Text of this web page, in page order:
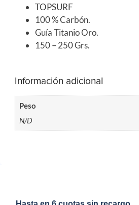
TOPSURF
100 % Carbón.
Guía Titanio Oro.
150 – 250 Grs.
Información adicional
Peso
N/D